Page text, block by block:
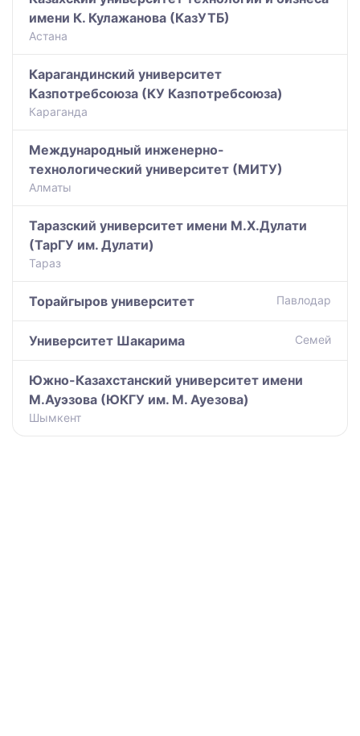
имени К. Кулажанова (КазУТБ)
Астана
Карагандинский университет
Казпотребсоюза (КУ Казпотребсоюза)
Караганда
Международный инженерно-
технологический университет (МИТУ)
Алматы
Таразский университет имени М.Х.Дулати
(ТарГУ им. Дулати)
Тараз
Торайгыров университет Павлодар
Университет Шакарима Семей
Южно-Казахстанский университет имени
М.Ауэзова (ЮКГУ им. М. Ауезова)
Шымкент